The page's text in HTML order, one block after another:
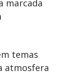
marcada
temas
atmosfera